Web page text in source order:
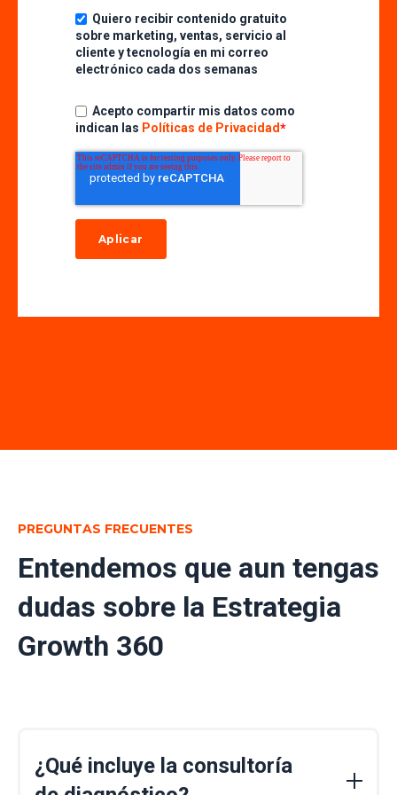
Quiero recibir contenido gratuito
sobre marketing, ventas, servicio al
cliente y tecnología en mi correo
electrónico cada dos semanas
Acepto compartir mis datos como
indican las Políticas de Privacidad*
PREGUNTAS FRECUENTES
Entendemos que aun tengas
dudas sobre la Estrategia
Growth 360
¿Qué incluye la consultoría